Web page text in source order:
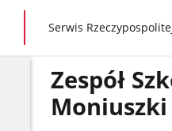
gov.pl
Serwis
Zespół